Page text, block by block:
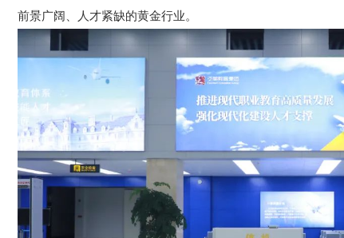
前景广阔、人才紧缺的黄金行业。